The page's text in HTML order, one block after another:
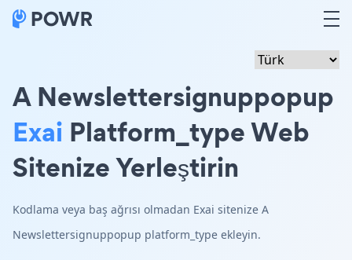
A Newslettersignuppopup
Exai Platform_type Web
Sitenize Yerleştirin
Kodlama veya baş ağrısı olmadan Exai sitenize A
Newslettersignuppopup platform_type ekleyin.